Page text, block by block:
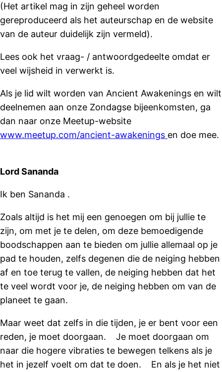
(Het artikel mag in zijn geheel worden
gereproduceerd als het auteurschap en de website
van de auteur duidelijk zijn vermeld).
Lees ook het vraag- / antwoordgedeelte omdat er
veel wijsheid in verwerkt is.
Als je lid wilt worden van Ancient Awakenings en wilt
deelnemen aan onze Zondagse bijeenkomsten, ga
dan naar onze Meetup-website
www.meetup.com/ancient-awakenings en doe mee.
Lord Sananda
Ik ben Sananda .
Zoals altijd is het mij een genoegen om bij jullie te
zijn, om met je te delen, om deze bemoedigende
boodschappen aan te bieden om jullie allemaal op je
pad te houden, zelfs degenen die de neiging hebben
af en toe terug te vallen, de neiging hebben dat het
te veel wordt voor je, de neiging hebben om van de
planeet te gaan.
Maar weet dat zelfs in die tijden, je er bent voor een
reden, je moet doorgaan. Je moet doorgaan om
naar die hogere vibraties te bewegen telkens als je
het in jezelf voelt om dat te doen. En als je het niet